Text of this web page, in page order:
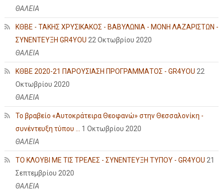
ΘΑΛΕΙΑ
ΚΘΒΕ - ΤΑΚΗΣ ΧΡΥΣΙΚΑΚΟΣ - ΒΑΒΥΛΩΝΙΑ - ΜΟΝΗ ΛΑΖΑΡΙΣΤΩΝ -
ΣΥΝΕΝΤΕΥΞΗ GR4YOU 22 Οκτωβρίου 2020
ΘΑΛΕΙΑ
ΚΘΒΕ 2020-21 ΠΑΡΟΥΣΙΑΣΗ ΠΡΟΓΡΑΜΜΑΤΟΣ - GR4YOU 22
Οκτωβρίου 2020
ΘΑΛΕΙΑ
Το βραβείο «Αυτοκράτειρα Θεοφανώ» στην Θεσσαλονίκη -
συνέντευξη τύπου ...
1 Οκτωβρίου 2020
ΘΑΛΕΙΑ
ΤΟ ΚΛΟΥΒΙ ΜΕ ΤΙΣ ΤΡΕΛΕΣ - ΣΥΝΕΝΤΕΥΞΗ ΤΥΠΟΥ - GR4YOU 21
Σεπτεμβρίου 2020
ΘΑΛΕΙΑ